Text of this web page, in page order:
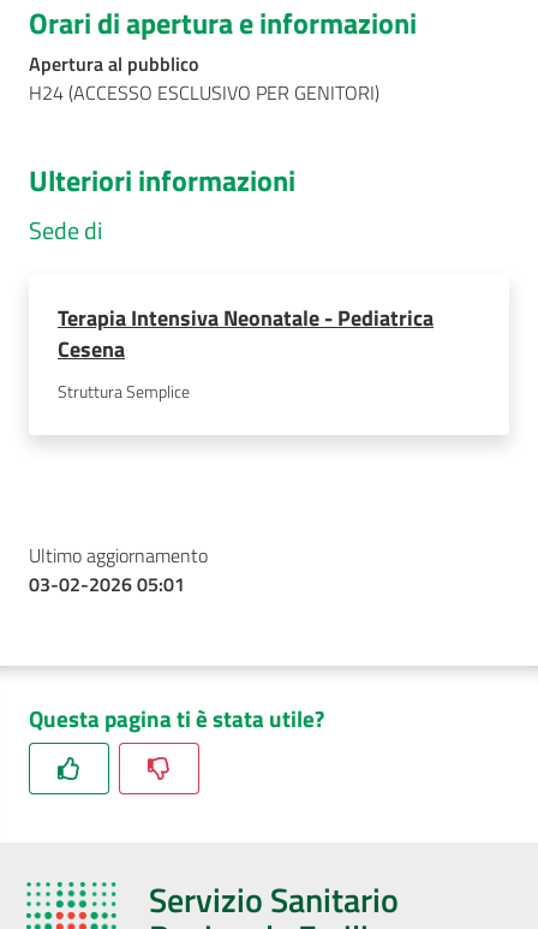
Orari di apertura e informazioni
Apertura al pubblico
H24 (ACCESSO ESCLUSIVO PER GENITORI)
Ulteriori informazioni
Sede di
Terapia Intensiva Neonatale - Pediatrica
Cesena
Struttura Semplice
Ultimo aggiornamento
03-02-2026 05:01
Questa pagina ti è stata utile?
Servizio Sanitario